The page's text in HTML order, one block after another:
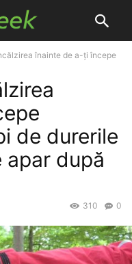
înainte de a-ți începe
de durerile
apar după
0
310